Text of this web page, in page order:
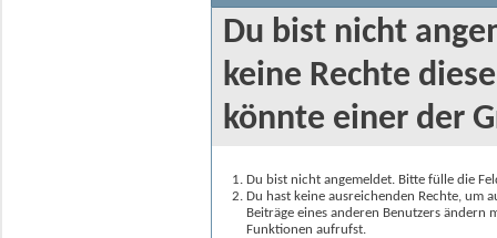
Du bist nicht
keine Rechte
könnte einer der
Du bist nicht angemeldet. Bitte fülle die
Du hast keine ausreichenden Rechte, um
Beiträge eines anderen Benutzers
Funktionen aufrufst.